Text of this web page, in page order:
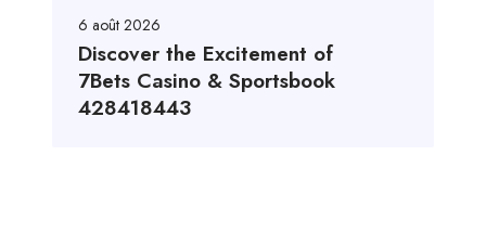
6 août 2026
Discover the Excitement of
7Bets Casino & Sportsbook
428418443